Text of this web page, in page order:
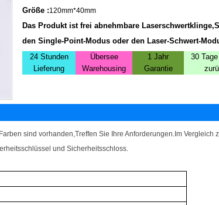
Größe :120mm*40mm
Das Produkt ist frei abnehmbare
den Single-Point-Modus oder den Laser-Schwert-
24 Stunden
Lieferung
Übersee
Warehousing
1 Jahr
Garantie
30
sind vorhanden,Treffen Sie Ihre Anforderungen.Im Vergleich
und Sicherheitsschloss.